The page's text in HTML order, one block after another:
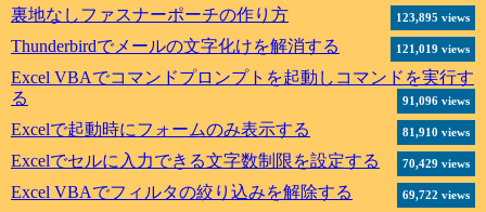
裏地なしファスナーポーチの作り方 123,895 views
Thunderbirdでメールの文字化けを解消する 121,019 views
Excel VBAでコマンドプロンプトを起動しコマンドを実行す
る
91,096 views
Excelで起動時にフォームのみ表示する 81,910 views
Excelでセルに入力できる文字数制限を設定する 70,429 views
Excel VBAでフィルタの絞り込みを解除する 69,722 views